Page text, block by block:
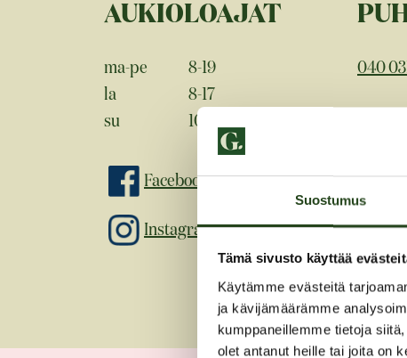
Suostumus
Tämä sivusto käyttää
Käytämme evästeitä
ja kävijämäärämme
kumppaneillemme tietoja
olet antanut heille tai joita on
AUKIOLOAJAT
ma-pe
8-19
la
8-17
su
10-16
Facebook
Instagram
040